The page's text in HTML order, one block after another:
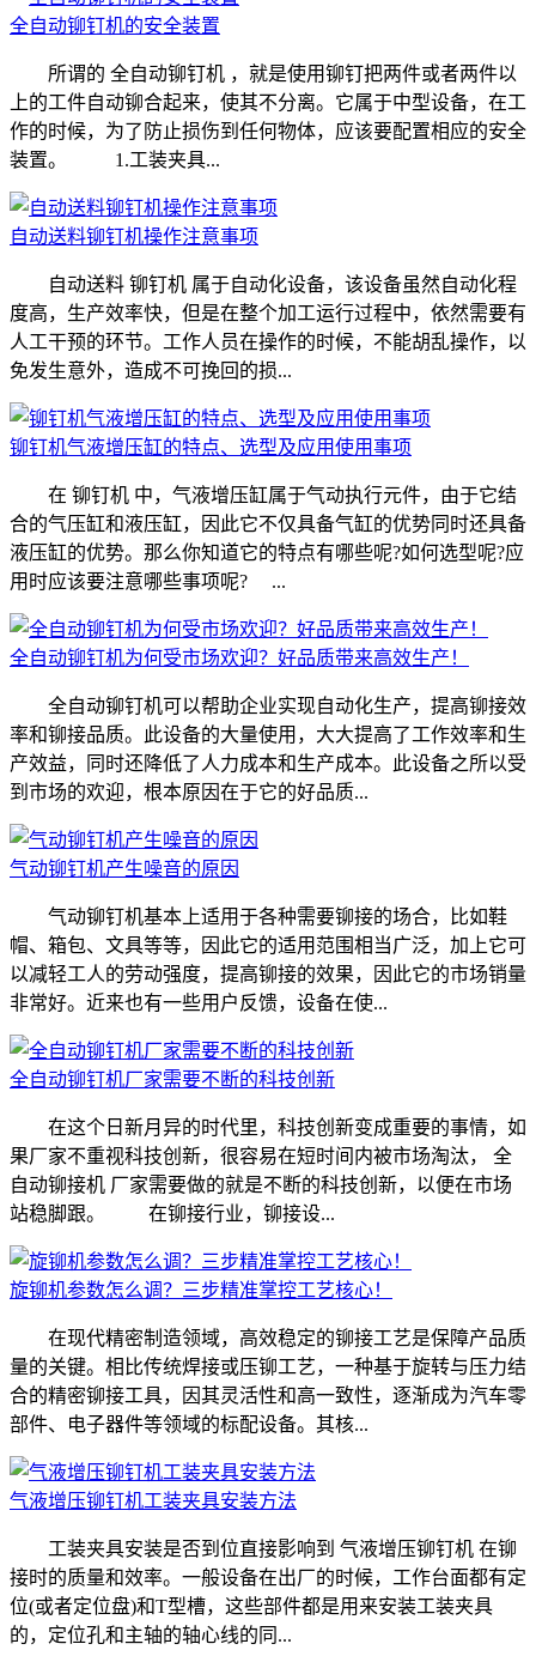
全自动铆钉机的安全装置
所谓的 全自动铆钉机 ，就是使用铆钉把两件或者两件以
上的工件自动铆合起来，使其不分离。它属于中型设备，在工
作的时候，为了防止损伤到任何物体，应该要配置相应的安全
装置。 1.工装夹具...
自动送料铆钉机操作注意事项
自动送料 铆钉机 属于自动化设备，该设备虽然自动化程
度高，生产效率快，但是在整个加工运行过程中，依然需要有
人工干预的环节。工作人员在操作的时候，不能胡乱操作，以
免发生意外，造成不可挽回的损...
铆钉机气液增压缸的特点、选型及应用使用事项
在 铆钉机 中，气液增压缸属于气动执行元件，由于它结
合的气压缸和液压缸，因此它不仅具备气缸的优势同时还具备
液压缸的优势。那么你知道它的特点有哪些呢?如何选型呢?应
用时应该要注意哪些事项呢? ...
全自动铆钉机为何受市场欢迎？好品质带来高效生产！
全自动铆钉机可以帮助企业实现自动化生产，提高铆接效
率和铆接品质。此设备的大量使用，大大提高了工作效率和生
产效益，同时还降低了人力成本和生产成本。此设备之所以受
到市场的欢迎，根本原因在于它的好品质...
气动铆钉机产生噪音的原因
气动铆钉机基本上适用于各种需要铆接的场合，比如鞋
帽、箱包、文具等等，因此它的适用范围相当广泛，加上它可
以减轻工人的劳动强度，提高铆接的效果，因此它的市场销量
非常好。近来也有一些用户反馈，设备在使...
全自动铆钉机厂家需要不断的科技创新
在这个日新月异的时代里，科技创新变成重要的事情，如
果厂家不重视科技创新，很容易在短时间内被市场淘汰， 全
自动铆接机 厂家需要做的就是不断的科技创新，以便在市场
站稳脚跟。 在铆接行业，铆接设...
旋铆机参数怎么调？三步精准掌控工艺核心！
在现代精密制造领域，高效稳定的铆接工艺是保障产品质
量的关键。相比传统焊接或压铆工艺，一种基于旋转与压力结
合的精密铆接工具，因其灵活性和高一致性，逐渐成为汽车零
部件、电子器件等领域的标配设备。其核...
气液增压铆钉机工装夹具安装方法
工装夹具安装是否到位直接影响到 气液增压铆钉机 在铆
接时的质量和效率。一般设备在出厂的时候，工作台面都有定
位(或者定位盘)和T型槽，这些部件都是用来安装工装夹具
的，定位孔和主轴的轴心线的同...